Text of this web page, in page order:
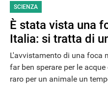
SCIENZA
È stata vista una
Italia: si tratta di
L'avvistamento di una foca
far ben sperare per le
raro per un animale un